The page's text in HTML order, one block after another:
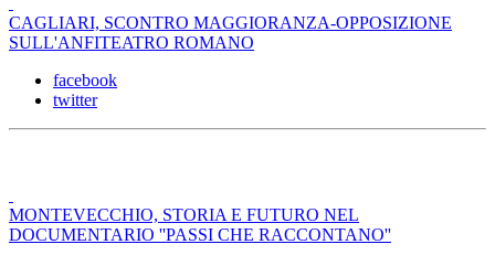
CAGLIARI, SCONTRO MAGGIORANZA-OPPOSIZIONE
SULL'ANFITEATRO ROMANO
facebook
twitter
MONTEVECCHIO, STORIA E FUTURO NEL
DOCUMENTARIO ''PASSI CHE RACCONTANO''